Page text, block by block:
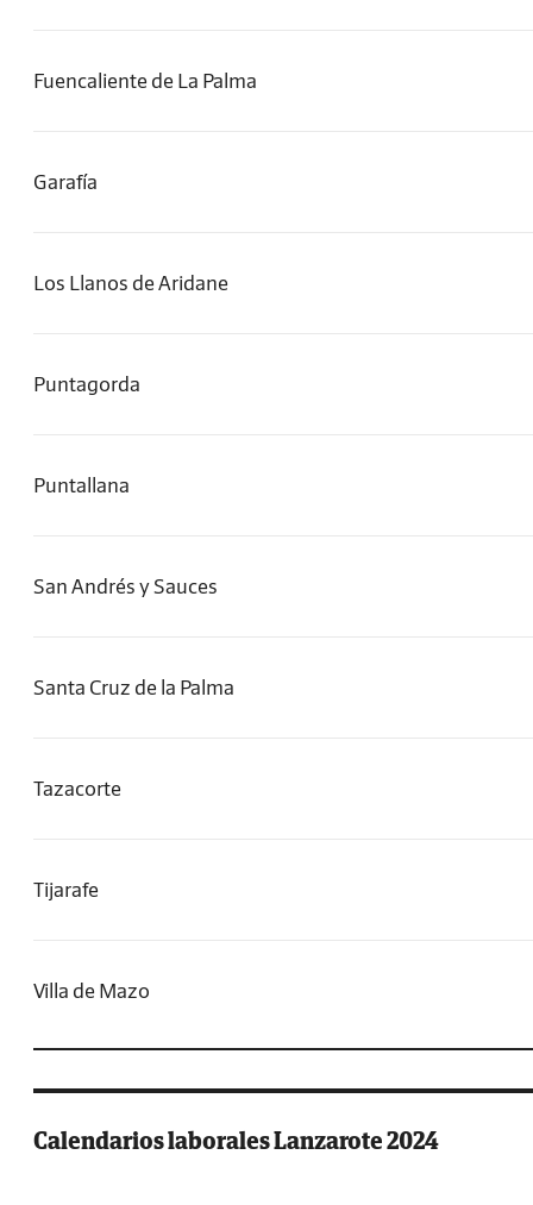
Fuencaliente de La Palma
Garafía
Los Llanos de Aridane
Puntagorda
Puntallana
San Andrés y Sauces
Santa Cruz de la Palma
Tazacorte
Tijarafe
Villa de Mazo
Calendarios laborales Lanzarote 2024